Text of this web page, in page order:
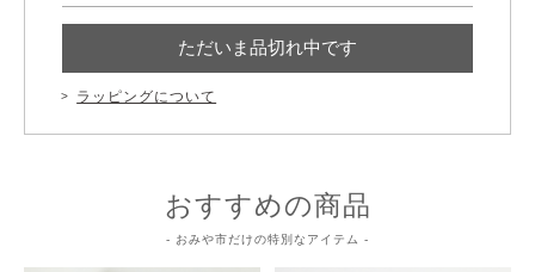
ただいま品切れ中です
ラッピングについて
おすすめの商品
- おみや市だけの特別なアイテム -